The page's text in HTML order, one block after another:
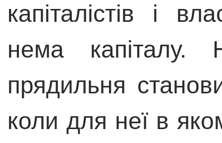
капіталістів і
нема капіталу.
прядильня
коли для неї в